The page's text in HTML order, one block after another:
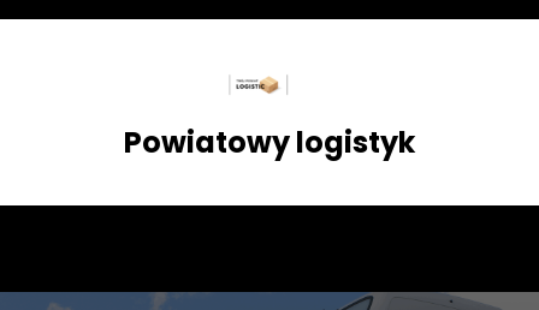
Skip
Powiatowy logistyk